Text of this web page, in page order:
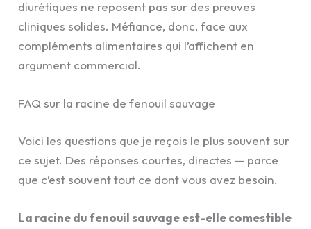
diurétiques ne reposent pas sur des preuves
cliniques solides. Méfiance, donc, face aux
compléments alimentaires qui l’affichent en
argument commercial.
FAQ sur la racine de fenouil sauvage
Voici les questions que je reçois le plus souvent sur
ce sujet. Des réponses courtes, directes — parce
que c’est souvent tout ce dont vous avez besoin.
La racine du fenouil sauvage est-elle comestible